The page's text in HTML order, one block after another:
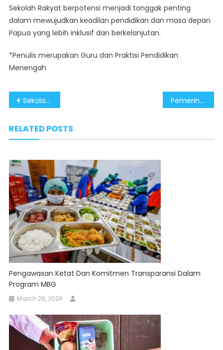
Sekolah Rakyat berpotensi menjadi tonggak penting
dalam mewujudkan keadilan pendidikan dan masa depan
Papua yang lebih inklusif dan berkelanjutan.
*Penulis merupakan Guru dan Praktisi Pendidikan
Menengah
Post
Sekolah Rakyat dan Harapan Baru Pendidikan Papua Pemerintah Hadir Lewat Sekolah Rakyat, Jalan Keluar Anak Papua dari Putus Sekolah
RELATED POSTS
Pengawasan Ketat Dan Komitmen Transparansi Dalam
Program MBG
March 26, 2026